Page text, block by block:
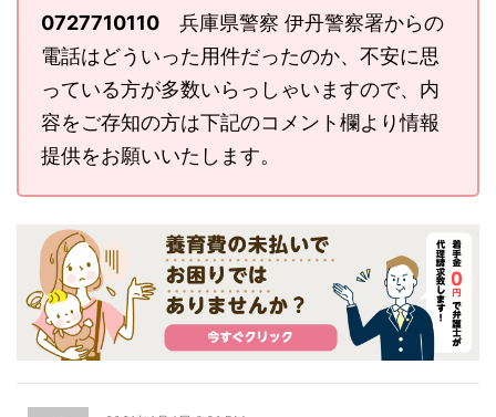
0727710110 兵庫県警察 伊丹警察署からの
電話はどういった用件だったのか、不安に思
っている方が多数いらっしゃいますので、内
容をご存知の方は下記のコメント欄より情報
提供をお願いいたします。